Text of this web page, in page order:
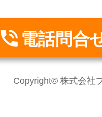
 電話問合
Copyright© 株式会社